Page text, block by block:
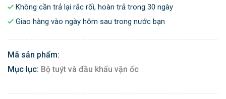
Không cần trả lại rắc rối, hoàn trả trong 30 ngày
Giao hàng vào ngày hôm sau trong nước bạn
Mã sản phẩm:
Mục lục: Bộ tuýt và đầu khẩu vặn ốc